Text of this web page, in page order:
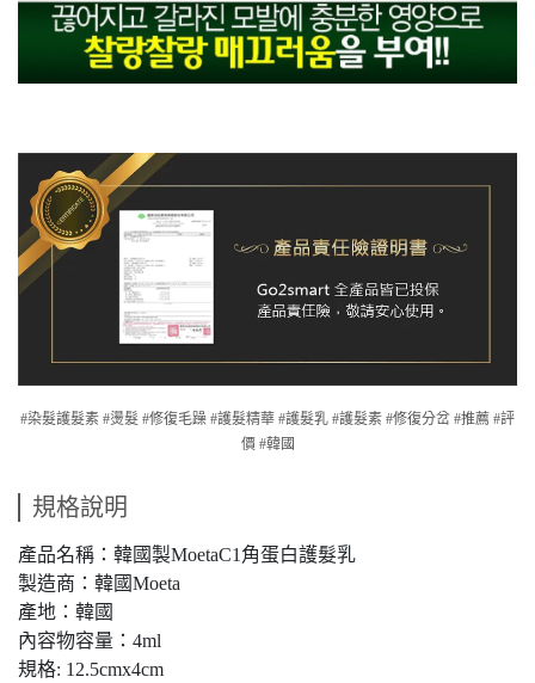
#染髮護髮素 #燙髮 #修復毛躁 #護髮精華 #護髮乳 #護髮素 #修復分岔 #推薦 #評
價 #韓國
規格說明
產品名稱：韓國製MoetaC1角蛋白護髮乳
製造商：韓國Moeta
產地：韓國
內容物容量：4ml
規格: 12.5cmx4cm